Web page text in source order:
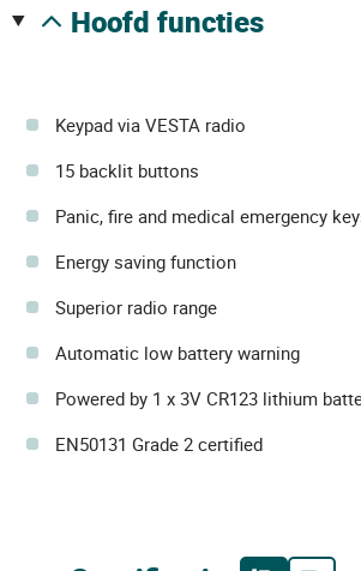
hoofd functies
Keypad via VESTA radio
15 backlit buttons
Panic, fire and medical emergency
Energy saving function
Superior radio range
Automatic low battery warning
Powered by 1 x 3V CR123 lithium
EN50131 Grade 2 certified